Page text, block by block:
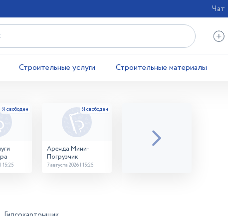
Чат
Строительные услуги Строительные материалы
15:25
Аренда Мини-
Погрузчик
7 августа 2026 | 15:25